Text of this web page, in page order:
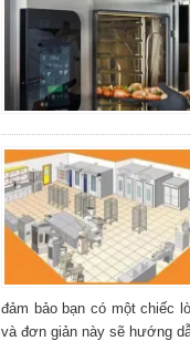
đảm bảo bạn có một chiếc
và đơn giản này sẽ hướng